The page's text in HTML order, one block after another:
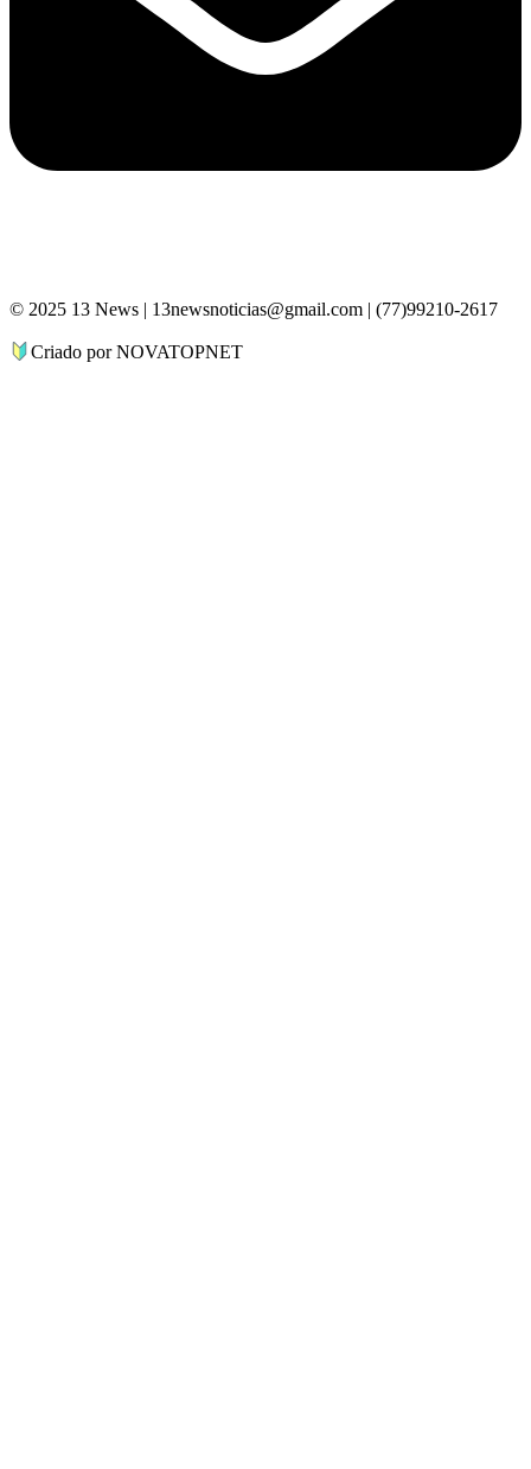
© 2025 13 News | 13newsnoticias@gmail.com | (77)99210-2617
Criado por NOVATOPNET